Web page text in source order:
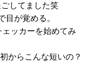
してました笑
が覚める。
ッカーを始めてみ
からこんな短いの？